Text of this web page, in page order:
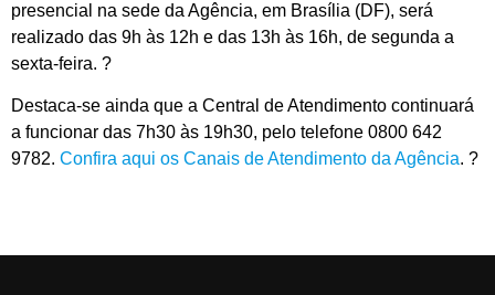
presencial na sede da Agência, em Brasília (DF), será
realizado das 9h às 12h e das 13h às 16h, de segunda a
sexta-feira. ?
Destaca-se ainda que a Central de Atendimento continuará
a funcionar das 7h30 às 19h30, pelo telefone 0800 642
9782. Confira aqui os Canais de Atendimento da Agência. ?